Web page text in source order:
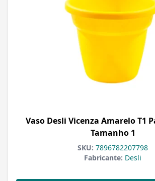
Vaso Desli Vicenza Amarelo T1
Tamanho 1
SKU: 7896782207798
Fabricante: Desli